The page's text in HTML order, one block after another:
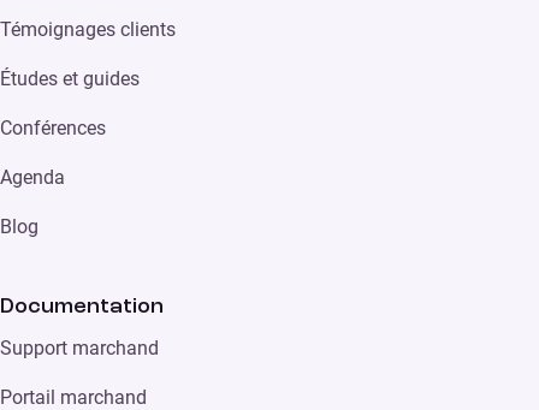
Témoignages clients
Études et guides
Conférences
Agenda
Blog
Documentation
Support marchand
Portail marchand